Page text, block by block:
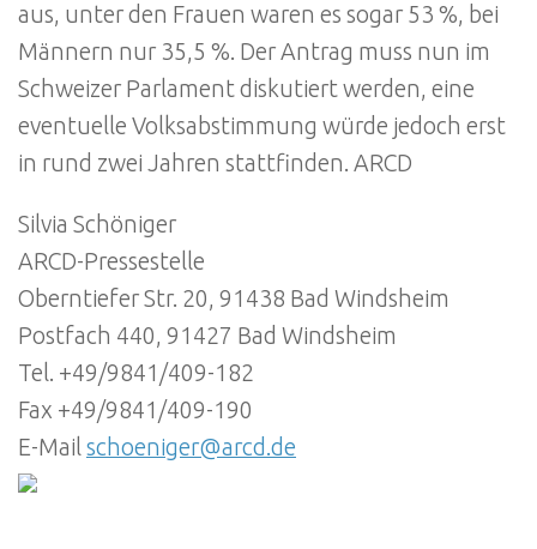
aus, unter den Frauen waren es sogar 53 %, bei
Männern nur 35,5 %. Der Antrag muss nun im
Schweizer Parlament diskutiert werden, eine
eventuelle Volksabstimmung würde jedoch erst
in rund zwei Jahren stattfinden. ARCD
Silvia Schöniger
ARCD-Pressestelle
Oberntiefer Str. 20, 91438 Bad Windsheim
Postfach 440, 91427 Bad Windsheim
Tel. +49/9841/409-182
Fax +49/9841/409-190
E-Mail schoeniger@arcd.de